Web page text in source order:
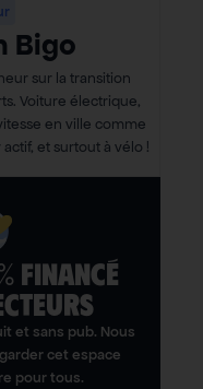
Bigo
sur la transition
Voiture électrique,
en ville comme
et surtout à vélo !
FINANCÉ
et sans pub. Nous
cet espace
pour tous.